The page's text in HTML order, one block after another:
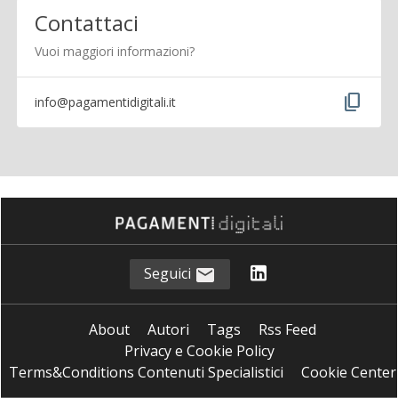
Contattaci
Vuoi maggiori informazioni?
info@pagamentidigitali.it content_copy
Seguici
About Autori Tags
Rss Feed
Privacy e Cookie Policy
Terms&Conditions Contenuti Specialistici
Cookie Center